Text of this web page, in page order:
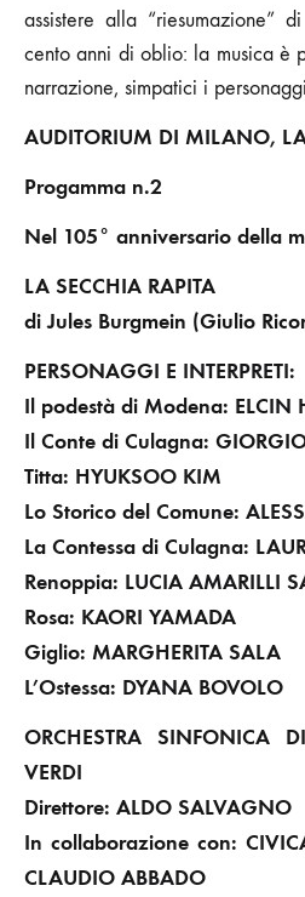
assistere alla “riesumazione”
cento anni di oblio: la musica è
narrazione, simpatici i
AUDITORIUM DI MILANO,
Progamma n.2
Nel 105° anniversario della
LA SECCHIA RAPITA
di Jules Burgmein (Giulio
PERSONAGGI E INTERPRETI:
Il podestà di Modena: ELCIN
Il Conte di Culagna:
Titta: HYUKSOO KIM
Lo Storico del Comune:
La Contessa di Culagna:
Renoppia: LUCIA AMARILLI
Rosa: KAORI YAMADA
Giglio: MARGHERITA SALA
L’Ostessa: DYANA BOVOLO
ORCHESTRA SINFONICA
VERDI
Direttore: ALDO SALVAGNO
In collaborazione con:
CLAUDIO ABBADO